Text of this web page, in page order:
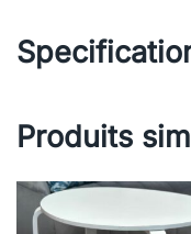
Produits